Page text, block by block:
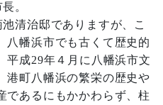
。
治邸でありますが、こ
八幡浜市でも古くて歴史的
平成29年４月に八幡浜市文
港町八幡浜の繁栄の歴史や
であるにもかかわらず、柱